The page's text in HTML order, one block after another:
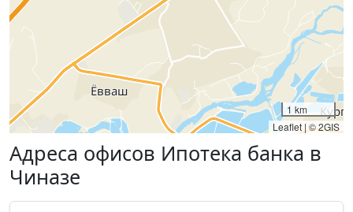
1 km
Leaflet | © 2GIS
Адреса офисов Ипотека банка в
Чиназе